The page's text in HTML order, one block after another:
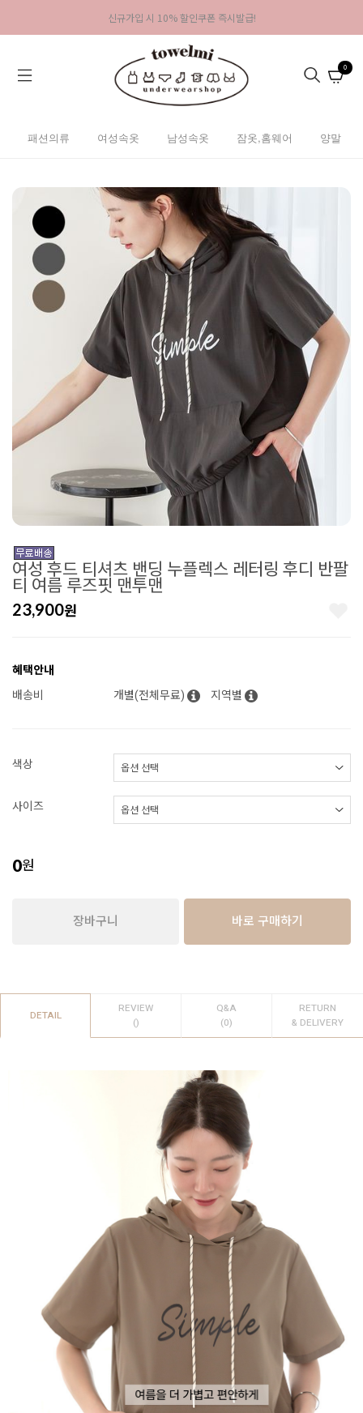
신규가입 시 10% 할인쿠폰 즉시발급!
0
패션의류 여성속옷 남성속옷 잠옷,홈웨어 양말
여성 후드 티셔츠 밴딩 누플렉스 레터링 후디 반팔
티 여름 루즈핏 맨투맨
23,900원
혜택안내
배송비
개별(전체무료) 지역별
색상
사이즈
0원
장바구니 바로 구매하기
DETAIL
REVIEW
()
Q&A
(0)
RETURN
& DELIVERY